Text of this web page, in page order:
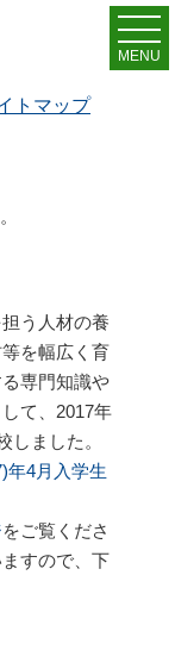
トマップ
MENU
兵庫県立森林
う人材の養
を幅広く育
専門知識や
て、2017年
しました。
年4月入学生
をご覧くださ
すので、下